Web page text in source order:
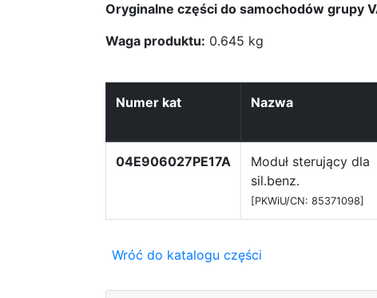
Oryginalne części do samochodów grupy
Waga produktu: 0.645 kg
Numer kat Nazwa
04E906027PE17A
Moduł sterujący dla
sil.benz.
[PKWiU/CN: 85371098]
Wróć do katalogu części